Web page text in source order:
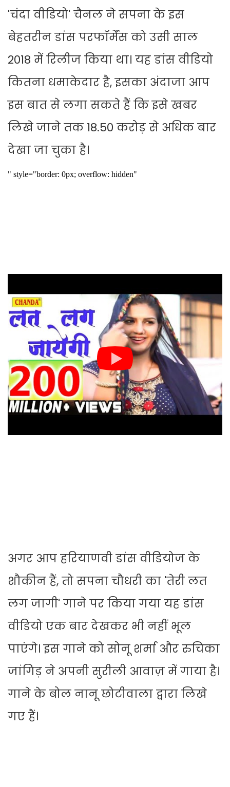
'चंदा वीडियो' चैनल ने सपना के इस
बेहतरीन डांस परफॉर्मेंस को उसी साल
2018 में रिलीज किया था। यह डांस वीडियो
कितना धमाकेदार है, इसका अंदाजा आप
इस बात से लगा सकते हैं कि इसे खबर
लिखे जाने तक 18.50 करोड़ से अध‍िक बार
देखा जा चुका है।
अगर आप हरियाणवी डांस वीडियोज के
शौकीन हैं, तो सपना चौधरी का 'तेरी लत
लग जागी' गाने पर किया गया यह डांस
वीडियो एक बार देखकर भी नहीं भूल
पाएंगे। इस गाने को सोनू शर्मा और रुचिका
जांगिड़ ने अपनी सुरीली आवाज़ में गाया है।
गाने के बोल नानू छोटीवाला द्वारा लिखे
गए हैं।